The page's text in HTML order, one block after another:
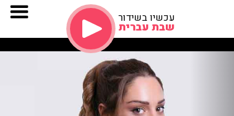
עכשיו בשידור
שבת עברית